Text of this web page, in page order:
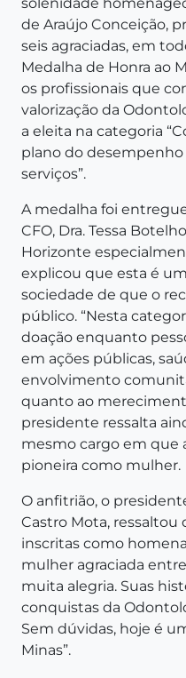
de Araújo Conceição,
seis agraciadas, em
Medalha de Honra ao
os profissionais que
valorização da
a eleita na categoria
plano do desempenho
serviços”.
A medalha foi
CFO, Dra. Tessa
Horizonte
explicou que esta é
sociedade de que o
público. “Nesta
doação enquanto
em ações públicas,
envolvimento
quanto ao
presidente ressalta
mesmo cargo em que
pioneira como mulher.
O anfitrião, o
Castro Mota, ressaltou
inscritas como
mulher agraciada
muita alegria. Suas
conquistas da
Sem dúvidas, hoje é
Minas”.